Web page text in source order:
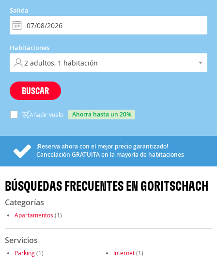
Salida
Habitaciones
BUSCAR
Añadir vuelo ahorra hasta un 20%
¡Reserva ahora con el mejor precio garantizado!
Cancelación GRATUITAen la mayoría de habitaciones
BÚSQUEDAS FRECUENTES EN GORITSCHACH
Categorías
Apartamentos (1)
Servicios
Parking(1) Internet(1)